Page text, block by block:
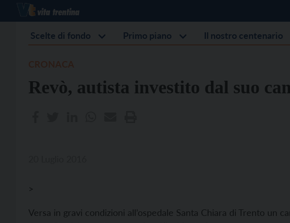
Scelte di fondo Primo piano Il nostro centenario
Revò, autista investito dal suo
>
Versa in gravi condizioni all’ospedale Santa Chiara di Trento un